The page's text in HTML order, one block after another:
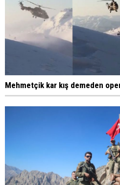
Mehmetçik kar kış demeden